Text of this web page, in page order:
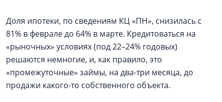
Доля ипотеки, по сведениям КЦ «ПН», снизилась с
81% в феврале до 64% в марте. Кредитоваться на
«рыночных» условиях (под 22–24% годовых)
решаются немногие, и, как правило, это
«промежуточные» займы, на два-три месяца, до
продажи какого-то собственного объекта.